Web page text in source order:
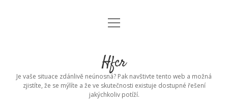
open
Hfcr
Je vaše situace zdánlivě neúnosná? Pak navštivte tento web a možná
zjistíte, že se mýlíte a že ve skutečnosti existuje dostupné řešení
jakýchkoliv potíží.